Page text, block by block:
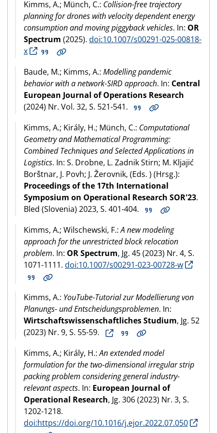
Kimms, A.; Münch, C.: Collision-free trajectory
planning for drones with velocity dependent energy
consumption and moving piggyback vehicles. In: OR
Spectrum (2025). doi:10.1007/s00291-025-00818-
x
Baude, M.; Kimms, A.: Modelling pandemic
behavior with a network-SIRD approach. In: Central
European Journal of Operations Research
(2024) Nr. Vol. 32, S. 521-541.
Kimms, A.; Király, H.; Münch, C.: Computational
Geometry and Mathematical Programming:
Combined Techniques and Selected Applications in
Logistics. In: S. Drobne, L. Zadnik Stirn; M. Kljajić
Borštnar, J. Povh; J. Žerovnik, (Eds. ) (Hrsg.):
Proceedings of the 17th International
Symposium on Operational Research SOR'23.
Bled (Slovenia) 2023, S. 401-404.
Kimms, A.; Wilschewski, F.:A new modeling
approach for the unrestricted block relocation
problem. In: OR Spectrum, Jg. 45 (2023) Nr. 4, S.
1071-1111. doi:10.1007/s00291-023-00728-w
Kimms, A.: YouTube-Tutorial zur Modellierung von
Planungs- und Entscheidungsproblemen. In:
Wirtschaftswissenschaftliches Studium, Jg. 52
(2023) Nr. 9, S. 55-59.
Kimms, A.; Király, H.:An extended model
formulation for the two-dimensional irregular strip
packing problem considering general industry-
relevant aspects. In: European Journal of
Operational Research, Jg. 306 (2023) Nr. 3, S.
1202-1218.
doi:https://doi.org/10.1016/j.ejor.2022.07.050